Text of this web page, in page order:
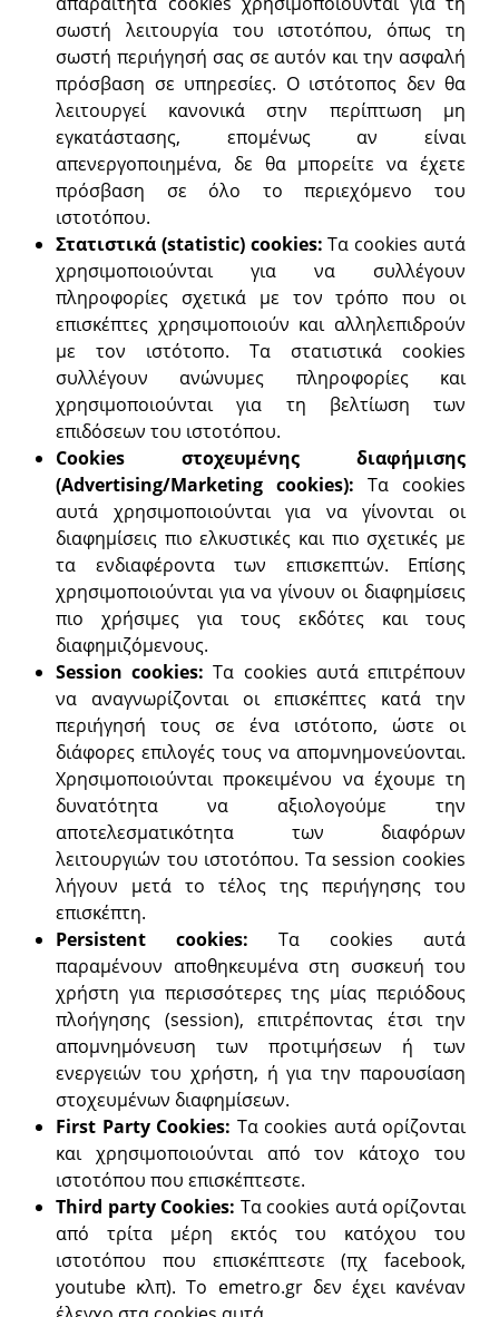
σωστή λειτουργία του ιστοτόπου, όπως τη
σωστή περιήγησή σας σε αυτόν και την ασφαλή
πρόσβαση σε υπηρεσίες. Ο ιστότοπος δεν θα
λειτουργεί κανονικά στην περίπτωση μη
εγκατάστασης, επομένως αν είναι
απενεργοποιημένα, δε θα μπορείτε να έχετε
πρόσβαση σε όλο το περιεχόμενο του
ιστοτόπου.
Στατιστικά (statistic) cookies: Τα cookies αυτά
χρησιμοποιούνται για να συλλέγουν
πληροφορίες σχετικά με τον τρόπο που οι
επισκέπτες χρησιμοποιούν και αλληλεπιδρούν
με τον ιστότοπο. Τα στατιστικά cookies
συλλέγουν ανώνυμες πληροφορίες και
χρησιμοποιούνται για τη βελτίωση των
επιδόσεων του ιστοτόπου.
Cookies στοχευμένης διαφήμισης
(Advertising/Marketing cookies): Τα cookies
αυτά χρησιμοποιούνται για να γίνονται οι
διαφημίσεις πιο ελκυστικές και πιο σχετικές με
τα ενδιαφέροντα των επισκεπτών. Επίσης
χρησιμοποιούνται για να γίνουν οι διαφημίσεις
πιο χρήσιμες για τους εκδότες και τους
διαφημιζόμενους.
Sessioncookies: Τα cookies αυτά επιτρέπουν
να αναγνωρίζονται οι επισκέπτες κατά την
περιήγησή τους σε ένα ιστότοπο, ώστε οι
διάφορες επιλογές τους να απομνημονεύονται.
Χρησιμοποιούνται προκειμένου να έχουμε τη
δυνατότητα να αξιολογούμε την
αποτελεσματικότητα των διαφόρων
λειτουργιών του ιστοτόπου. Τα session cookies
λήγουν μετά το τέλος της περιήγησης του
επισκέπτη.
Persistent cookies: Τα cookies αυτά
παραμένουν αποθηκευμένα στη συσκευή του
χρήστη για περισσότερες της μίας περιόδους
πλοήγησης (session), επιτρέποντας έτσι την
απομνημόνευση των προτιμήσεων ή των
ενεργειών του χρήστη, ή για την παρουσίαση
στοχευμένων διαφημίσεων.
First Party Cookies: Τα cookies αυτά ορίζονται
και χρησιμοποιούνται από τον κάτοχο του
ιστοτόπου που επισκέπτεστε.
Third party Cookies: Τα cookies αυτά ορίζονται
από τρίτα μέρη εκτός του κατόχου του
ιστοτόπου που επισκέπτεστε (πχ facebook,
youtube κλπ). Το emetro.gr δεν έχει κανέναν